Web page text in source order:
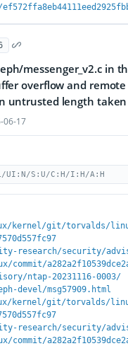
messenger_v2.c in
overflow and
untrusted length taken
06-17
UI:N/S:U/C:H/I:H/A:H
kernel/git/torvalds/
research/security/
ntap-20231116-0003/
devel/msg57909.html
kernel/git/torvalds/
research/security/